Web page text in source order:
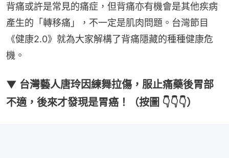
背痛或許是常見的痛症，但背痛亦有機會是其他疾病
產生的「轉移痛」，不一定是肌肉問題。台灣節目
《健康2.0》就為大家解構了背痛隱藏的種種健康危
機。
▼ 台灣藝人唐玲因練舞拉傷，服止痛藥後胃部
不適，後來才發現是胃癌！（按圖 👇👇👇）